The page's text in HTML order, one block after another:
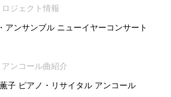
ロジェクト情報
アンサンブル ニューイヤーコンサート
アンコール曲紹介
子 ピアノ・リサイタル アンコール